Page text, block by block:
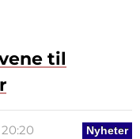
til
Nyheter
20:20